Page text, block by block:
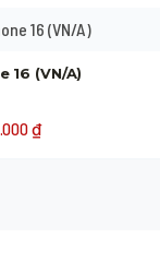
16 (VN/A)
₫